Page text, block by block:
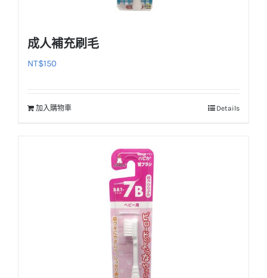
成人補充刷毛
NT$150
加入購物車 Details